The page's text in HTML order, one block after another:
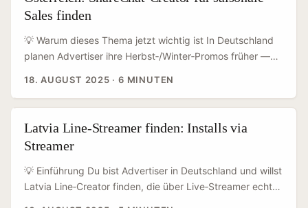
in Kategorien wie Lifestyle, Outdoor, Design und Gaming.
Viele schwedische Creators kombinieren lokal hohe
Glaubwürdigkeit mit guter Conversion: Follower vertrauen
Produktempfehlungen mehr als reinen Ads. ...
Sales finden
💡 Warum dieses Thema jetzt wichtig ist In Deutschland
planen Advertiser ihre Herbst‑/Winter‑Promos früher —
Communities. Wenn du für Österreich planst, willst du
nicht nur Reichweite, sondern Relevanz: lokale Sprache,
regionale Trends und Creator mit echtem Kauf‑Impact. ...
18. AUGUST 2025 ·6 MINUTEN
Latvia Line-Streamer finden: Installs via
Streamer
💡 Einführung Du bist Advertiser in Deutschland und willst
Latvia Line‑Creator finden, die über Live‑Streamer echte